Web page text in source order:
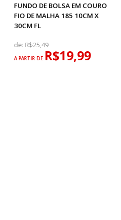
FUNDO DE BOLSA EM COURO
FIO DE MALHA 185 10CM X
30CM FL
de: R$25,49
A PARTIR DE R$19,99